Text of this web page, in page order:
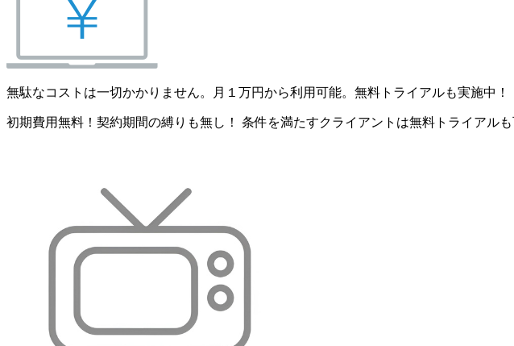
無駄なコストは一切かかりません。月１万円から利用可能。無料トライアルも実施中！
初期費用無料！契約期間の縛りも無し！ 条件を満たすクライアントは無料トライアル